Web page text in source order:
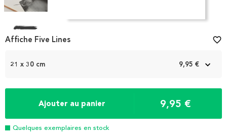
1
21 x 30 cm 9,95 €
Ajouter au panier 9,95 €
Quelques exemplaires en stock
Affiche Five Lines favorite_border